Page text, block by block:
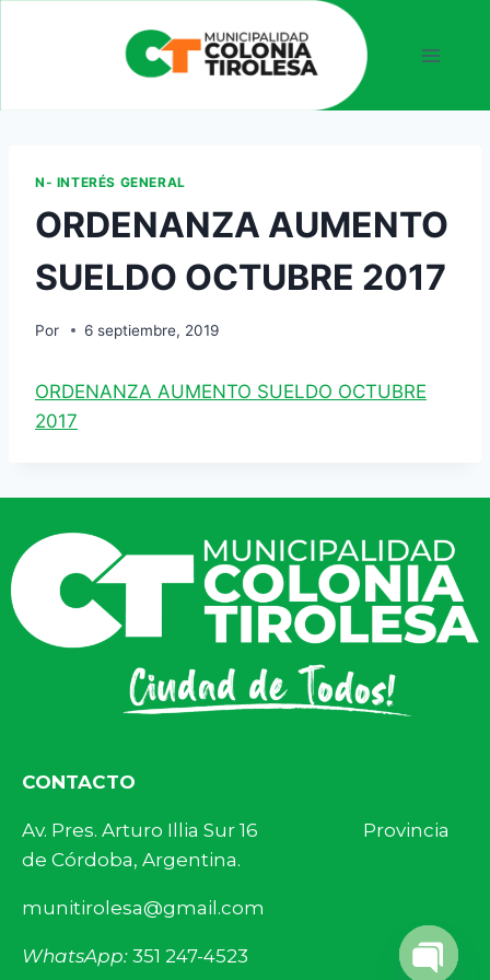
N- INTERÉS GENERAL
ORDENANZA AUMENTO
SUELDO OCTUBRE 2017
Por 6 septiembre, 2019
ORDENANZA AUMENTO SUELDO OCTUBRE
2017
CONTACTO
Av. Pres. Arturo Illia Sur 16 Provincia
de Córdoba, Argentina.
munitirolesa@gmail.com
WhatsApp: 351 247-4523